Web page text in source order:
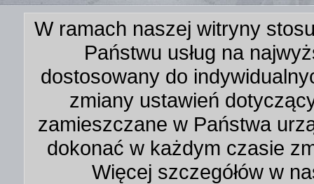
W ramach naszej witryny
Państwu usług na
dostosowany do
zmiany ustawień
zamieszczane w Państwa
dokonać w każdym czasie
Więcej szczegółów w